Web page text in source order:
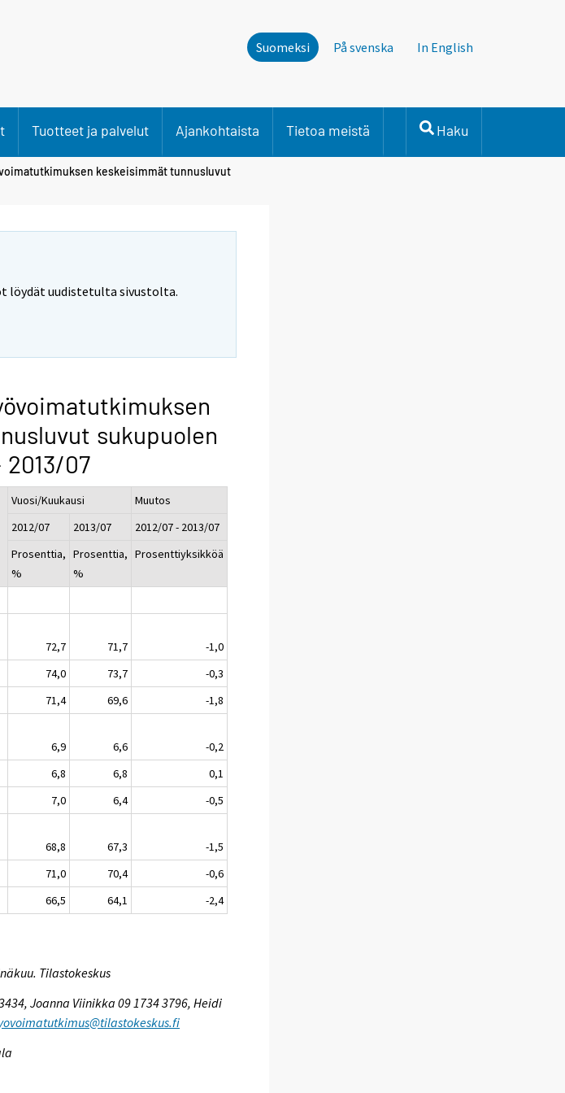
Suomeksi På svenska In English
Tuotteet ja palvelut Ajankohtaista Tietoa meistä Haku
keskeisimmät tunnusluvut
löydät uudistetulta sivustolta.
sukupuolen
07
Vuosi/Kuukausi
Muutos
2012/07
2013/07
2012/07 - 2013/07
Prosenttia,
%
Prosenttia,
%
Prosenttiyksikköä
72,7 71,7
-1,0
74,0 73,7
-0,3
71,4 69,6
-1,8
6,9 6,6
-0,2
6,8 6,8
0,1
7,0 6,4
-0,5
68,8 67,3
-1,5
71,0 70,4
-0,6
66,5 64,1 -2,4
Tilastokeskus
Joanna Viinikka 09 1734 3796, Heidi